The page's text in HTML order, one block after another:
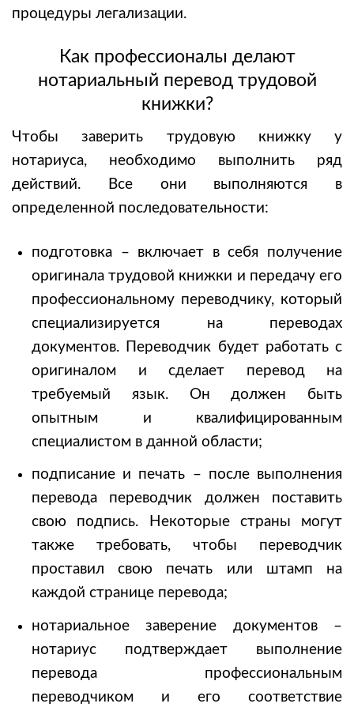
процедуры легализации.
Как профессионалы делают
нотариальный перевод трудовой
книжки?
Чтобызаверить трудовую книжку у
нотариуса, необходимо выполнить ряд
действий. Все они выполняются в
определенной последовательности:
подготовка – включает в себя получение
оригинала трудовой книжки и передачу его
профессиональному переводчику, который
специализируется на переводах
документов. Переводчик будет работать с
оригиналом и сделает перевод на
требуемый язык. Он должен быть
опытным и квалифицированным
специалистом в данной области;
подписание и печать – после выполнения
перевода переводчик должен поставить
свою подпись. Некоторые страны могут
также требовать, чтобы переводчик
проставил свою печать или штамп на
каждой странице перевода;
нотариальное заверение документов –
нотариус подтверждает выполнение
перевода профессиональным
переводчиком и его соответствие